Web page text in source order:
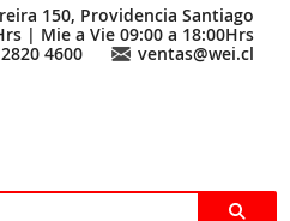
150, Providencia Santiago
| Mie a Vie 09:00 a 18:00Hrs
4600
ventas@wei.cl